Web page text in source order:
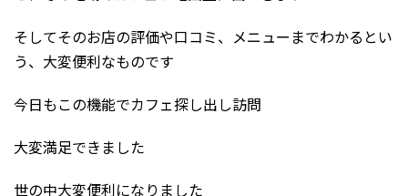
そしてそのお店の評価や口コミ、メニューまでわかるとい
う、大変便利なものです
今日もこの機能でカフェ探し出し訪問
大変満足できました
世の中大変便利になりました